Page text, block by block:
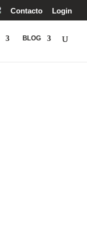
Contacto Login
BLOG